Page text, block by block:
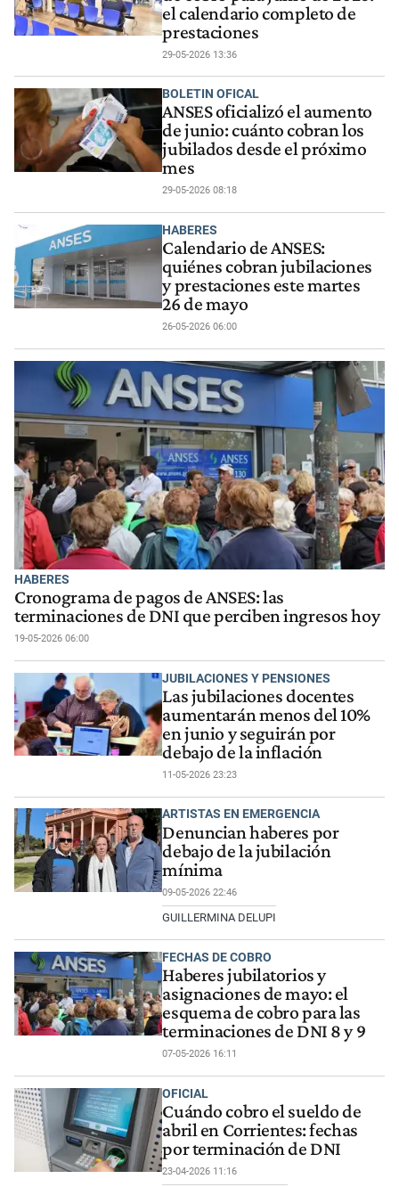
el calendario completo de
prestaciones
29-05-2026 13:36
BOLETIN OFICAL
ANSES oficializó el aumento
de junio: cuánto cobran los
jubilados desde el próximo
mes
29-05-2026 08:18
HABERES
Calendario de ANSES:
quiénes cobran jubilaciones
y prestaciones este martes
26 de mayo
26-05-2026 06:00
HABERES
Cronograma de pagos de ANSES: las
terminaciones de DNI que perciben ingresos hoy
19-05-2026 06:00
JUBILACIONES Y PENSIONES
Las jubilaciones docentes
aumentarán menos del 10%
en junio y seguirán por
debajo de la inflación
11-05-2026 23:23
ARTISTAS EN EMERGENCIA
Denuncian haberes por
debajo de la jubilación
mínima
09-05-2026 22:46
GUILLERMINA DELUPI
FECHAS DE COBRO
Haberes jubilatorios y
asignaciones de mayo: el
esquema de cobro para las
terminaciones de DNI 8 y 9
07-05-2026 16:11
OFICIAL
Cuándo cobro el sueldo de
abril en Corrientes: fechas
por terminación de DNI
23-04-2026 11:16